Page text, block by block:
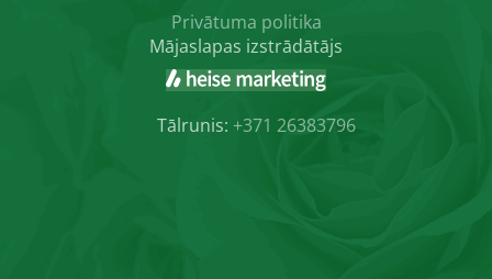
Privātuma politika
Mājaslapas izstrādātājs
Tālrunis: +371 26383796